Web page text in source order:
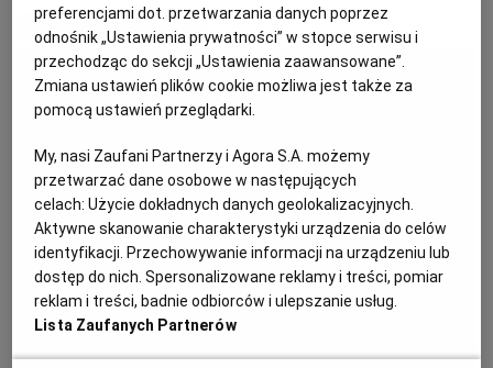
KUCHNIA HISZPAŃSKA
KUCHNIA NIEMIECKA
KALISZ
KATOWICE
KIELCE
KOSZALIN
KRAKÓW
KSIĄŻKI. MAGAZYN DO CZYTANIA
NASZA EUROPA
SŁÓWKA. MAGAZYN O JĘZYKU
ARCHIWUM
INNE SERWISY
GAZETA.PL
TOK FM
SPORT.PL
MATERIAŁ PROMOCYJNY
preferencjami dot. przetwarzania danych poprzez
odnośnik „Ustawienia prywatności” w stopce serwisu i
przechodząc do sekcji „Ustawienia zaawansowane”.
Zmiana ustawień plików cookie możliwa jest także za
pomocą ustawień przeglądarki.
My, nasi Zaufani Partnerzy i Agora S.A. możemy
przetwarzać dane osobowe w następujących
celach:Użycie dokładnych danych geolokalizacyjnych.
Aktywne skanowanie charakterystyki urządzenia do celów
identyfikacji. Przechowywanie informacji na urządzeniu lub
dostęp do nich. Spersonalizowane reklamy i treści, pomiar
reklam i treści, badnie odbiorców i ulepszanie usług.
Lista Zaufanych Partnerów